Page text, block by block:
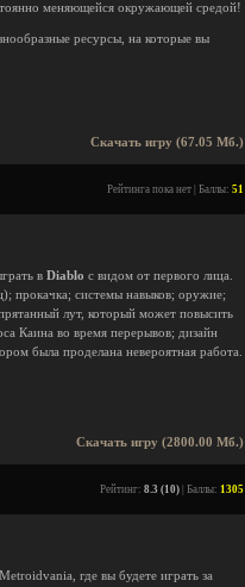
меняющейся окружающей средой!
ресурсы, на которые вы
Скачать игру (67.05 Мб.)
Рейтинга пока нет | Баллы: 51
в Diablo с видом от первого лица.
прокачка; системы навыков; оружие;
лут, который может повысить
Каина во время перерывов; дизайн
была проделана невероятная работа.
Скачать игру (2800.00 Мб.)
Рейтинг: 8.3 (10) | Баллы: 1305
где вы будете играть за